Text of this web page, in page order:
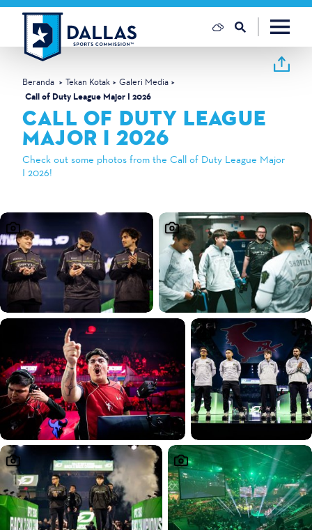
Loncat ke konten
Beranda Tekan Kotak
Galeri Media
Call of Duty League Major I 2026
CALL OF DUTY LEAGUE
MAJOR I 2026
Check out some photos from the Call of Duty League Major
I 2026!